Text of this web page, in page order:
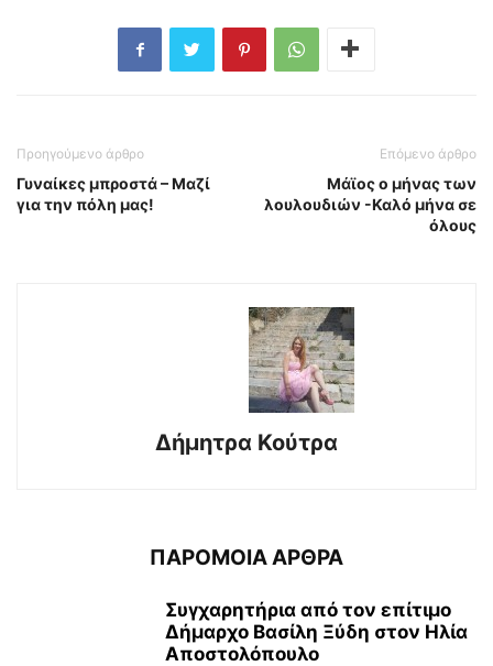
Προηγούμενο άρθρο
Γυναίκες μπροστά – Μαζί
για την πόλη μας!
Επόμενο άρθρο
Μάϊος ο μήνας των
λουλουδιών -Καλό μήνα σε
όλους
Δήμητρα Κούτρα
ΠΑΡΟΜΟΙΑ ΑΡΘΡΑ
Συγχαρητήρια από τον επίτιμο
Δήμαρχο Βασίλη Ξύδη στον Ηλία
Αποστολόπουλο